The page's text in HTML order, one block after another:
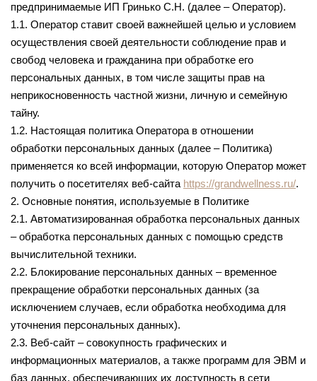
предпринимаемые ИП Гринько С.Н. (далее – Оператор).
1.1. Оператор ставит своей важнейшей целью и условием
осуществления своей деятельности соблюдение прав и
свобод человека и гражданина при обработке его
персональных данных, в том числе защиты прав на
неприкосновенность частной жизни, личную и семейную
тайну.
1.2. Настоящая политика Оператора в отношении
обработки персональных данных (далее – Политика)
применяется ко всей информации, которую Оператор может
получить о посетителях веб-сайта https://grandwellness.ru/.
2. Основные понятия, используемые в Политике
2.1. Автоматизированная обработка персональных данных
– обработка персональных данных с помощью средств
вычислительной техники.
2.2. Блокирование персональных данных – временное
прекращение обработки персональных данных (за
исключением случаев, если обработка необходима для
уточнения персональных данных).
2.3. Веб-сайт – совокупность графических и
информационных материалов, а также программ для ЭВМ и
баз данных, обеспечивающих их доступность в сети